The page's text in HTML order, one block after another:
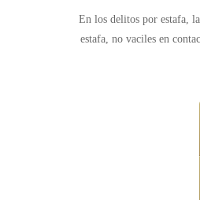
En los delitos por estafa,
estafa, no vaciles en